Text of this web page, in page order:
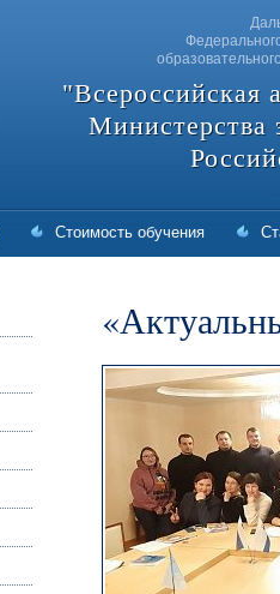
"Всероссийская
Министерства
Стоимость обучения